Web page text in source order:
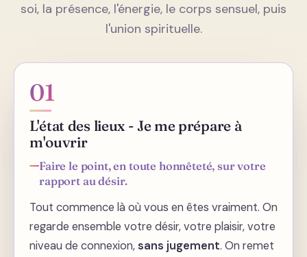
soi, la présence, l'énergie, le corps sensuel, puis
l'union spirituelle.
01
L'état des lieux - Je me prépare à
m'ouvrir
Faire le point, en toute honnêteté, sur votre
rapport au désir.
Tout commence là où vous en êtes vraiment. On
regarde ensemble votre désir, votre plaisir, votre
niveau de connexion,sans jugement. On remet